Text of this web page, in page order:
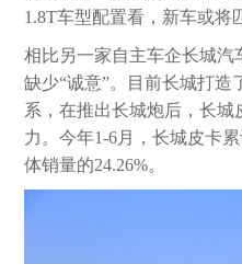
1.8T车型配置看，新车或将
相比另一家自主车企长城
缺少“诚意”。目前长城打
系，在推出长城炮后，长
力。今年1-6月，长城皮卡
体销量的24.26%。